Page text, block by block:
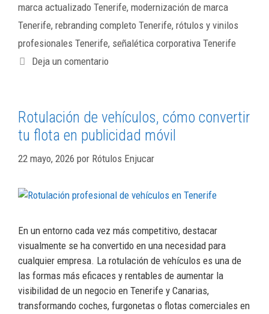
marca actualizado Tenerife, modernización de marca
Tenerife, rebranding completo Tenerife, rótulos y vinilos
profesionales Tenerife, señalética corporativa Tenerife
Deja un comentario
Rotulación de vehículos, cómo convertir
tu flota en publicidad móvil
22 mayo, 2026 por Rótulos Enjucar
En un entorno cada vez más competitivo, destacar
visualmente se ha convertido en una necesidad para
cualquier empresa. La rotulación de vehículos es una de
las formas más eficaces y rentables de aumentar la
visibilidad de un negocio en Tenerife y Canarias,
transformando coches, furgonetas o flotas comerciales en